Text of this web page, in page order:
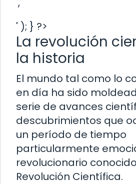
' ); } ?>
La revolución
la historia
El mundo tal como lo
en día ha sido
serie de avances
descubrimientos que
un período de tiempo
particularmente
revolucionario
Revolución Científica.